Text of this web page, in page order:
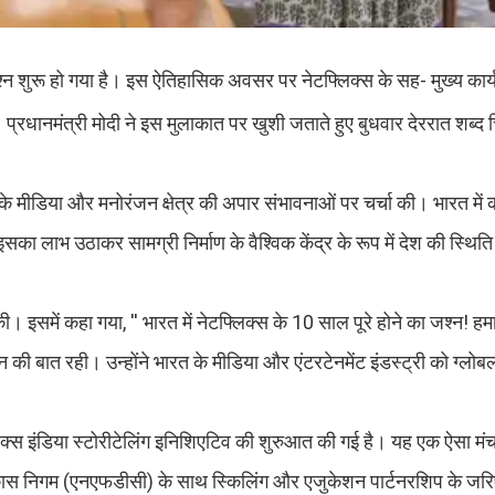
शुरू हो गया है। इस ऐतिहासिक अवसर पर नेटफ्लिक्स के सह- मुख्य
मोदी ने इस मुलाकात पर खुशी जताते हुए बुधवार देररात शब्द
और मनोरंजन क्षेत्र की अपार संभावनाओं पर चर्चा की। भारत में
लाभ उठाकर सामग्री निर्माण के वैश्विक केंद्र के रूप में देश की
इसमें कहा गया, '' भारत में नेटफ्लिक्स के 10 साल पूरे होने का जश्न!
की बात रही। उन्होंने भारत के मीडिया और एंटरटेनमेंट इंडस्ट्री को
इंडिया स्टोरीटेलिंग इनिशिएटिव की शुरुआत की गई है। यह एक ऐसा
निगम (एनएफडीसी) के साथ स्किलिंग और एजुकेशन पार्टनरशिप के